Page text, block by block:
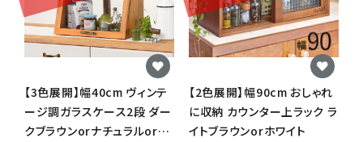
【3色展開】幅40cm ヴィンテ
ージ調ガラスケース2段 ダー
クブラウンorナチュラルorホ
【2色展開】幅90cm おしゃれ
に収納 カウンター上ラック ラ
イトブラウンorホワイト